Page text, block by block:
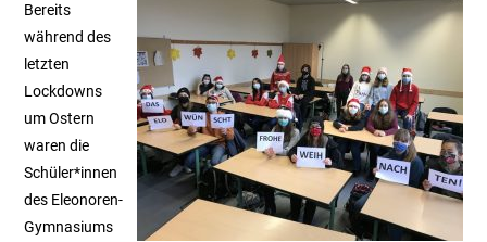
Bereits
während des
letzten
Lockdowns
um Ostern
waren die
Schüler*innen
des Eleonoren-
Gymnasiums